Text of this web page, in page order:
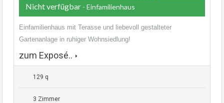
Nicht verfügbar - Einfamilienhaus
Einfamilienhaus mit Terasse und liebevoll gestalteter
Gartenanlage in ruhiger Wohnsiedlung!
zum Exposé..
129 q
3 Zimmer